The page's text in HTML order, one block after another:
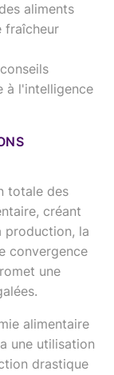
des aliments
fraîcheur
conseils
à l'intelligence
totale des
créant
production, la
convergence
une
alimentaire
une utilisation
drastique